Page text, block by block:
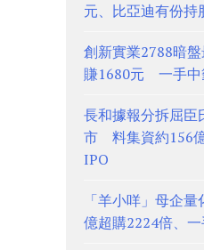
元、比亞迪有份持
創新實業2788暗
賺1680元 一手中
長和據報分拆屈臣
市 料集資約156
IPO
「羊小咩」母企
億超購2224倍、